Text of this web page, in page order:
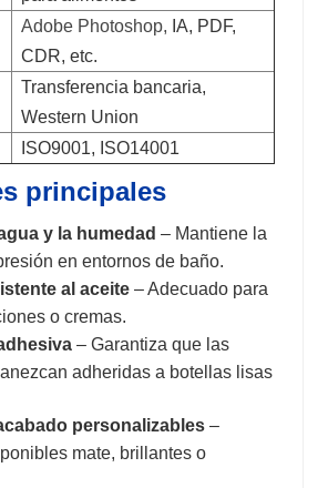
Adobe Photoshop, IA, PDF,
CDR, etc.
Transferencia bancaria,
Western Union
ISO9001, ISO14001
principales
y la humedad – Mantiene la
en entornos de baño.
al aceite – Adecuado para
o cremas.
– Garantiza que las
adheridas a botellas lisas
personalizables –
mate, brillantes o